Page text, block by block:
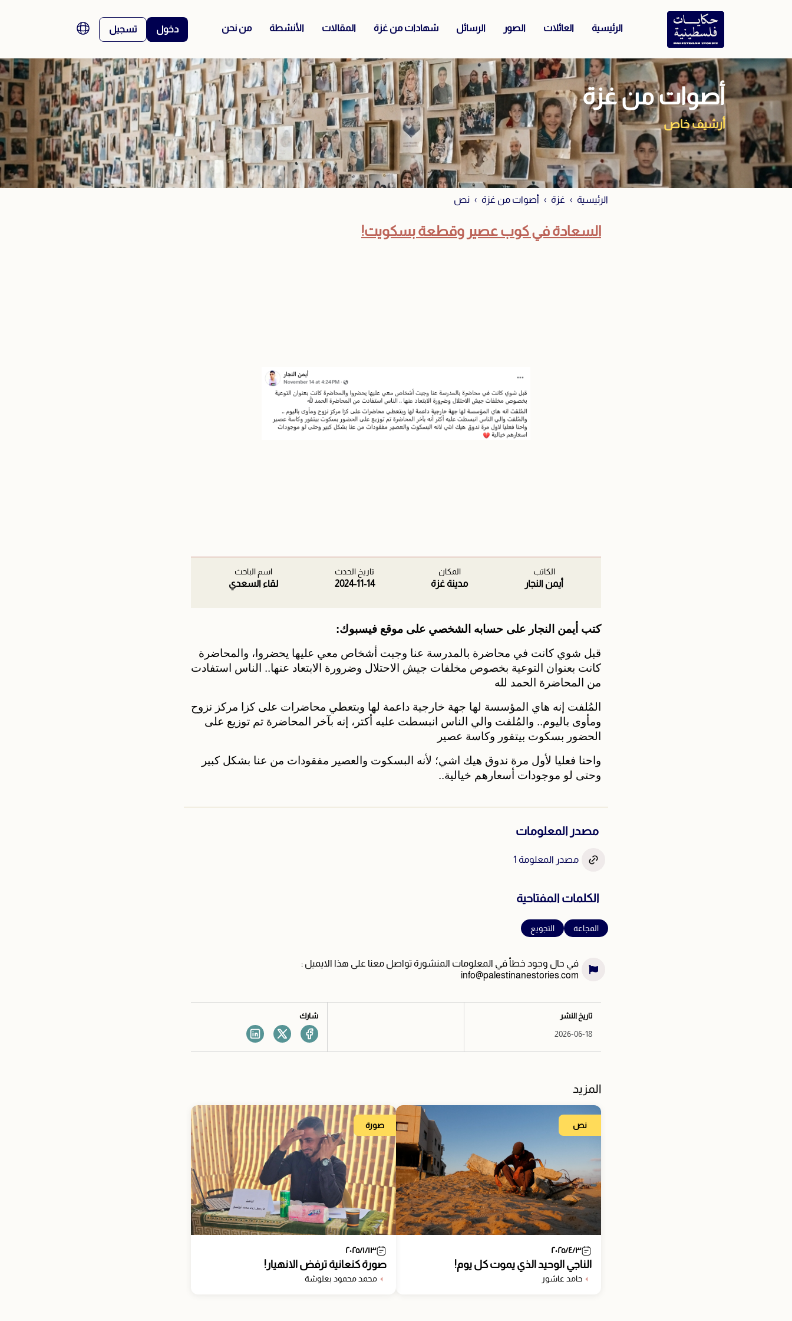
الرئيسية العائلات الصور الرسائل شهادات من غزة المقالات الأنشطة من نحن دخول تسجيل
أصوات من غزة
أرشيف خاص
الرئيسية غزة أصوات من غزة نص
السعادة في كوب عصير وقطعة بسكويت!
الكاتب
أيمن النجار
المكان
مدينة غزة
تاريخ الحدث
2024-11-14
اسم الباحث
لقاء السعدي
كتب أيمن النجار على حسابه الشخصي على موقع فيسبوك:
قبل شوي كانت في محاضرة بالمدرسة عنا وجبت أشخاص معي عليها يحضروا، والمحاضرة
كانت بعنوان التوعية بخصوص مخلفات جيش الاحتلال وضرورة الابتعاد عنها.. الناس استفادت
من المحاضرة الحمد لله
المُلفت إنه هاي المؤسسة لها جهة خارجية داعمة لها وبتعطي محاضرات على كزا مركز نزوح
ومأوى باليوم.. والمُلفت والي الناس انبسطت عليه أكتر، إنه بآخر المحاضرة تم توزيع على
الحضور بسكوت بيتفور وكاسة عصير
واحنا فعليا لأول مرة ندوق هيك اشي؛ لأنه البسكوت والعصير مفقودات من عنا بشكل كبير
وحتى لو موجودات أسعارهم خيالية..
مصدر المعلومات
مصدر المعلومة 1
الكلمات المفتاحية
المجاعة التجويع
في حال وجود خطأ في المعلومات المنشورة تواصل معنا على هذا الايميل :
info@palestinanestories.com
تاريخ النشر
2026-06-18
شارك
المزيد
نص
٢٠٢٥/٤/٣
الناجي الوحيد الذي يموت كل يوم!
حامد عاشور
صورة
٢٠٢٥/١/١٣
صورة كنعانية ترفض الانهيار!
محمد محمود بعلوشة